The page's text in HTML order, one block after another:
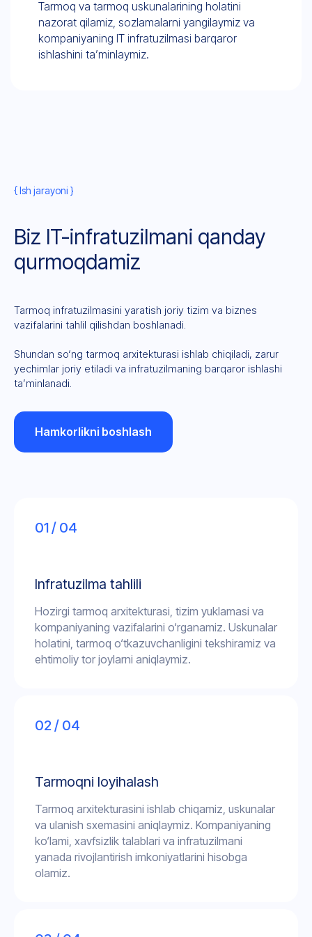
Tarmoq va tarmoq uskunalarining holatini
nazorat qilamiz, sozlamalarni yangilaymiz va
kompaniyaning IT infratuzilmasi barqaror
ishlashini ta’minlaymiz.
{ Ish jarayoni }
Biz IT-infratuzilmani qanday
qurmoqdamiz
Tarmoq infratuzilmasini yaratish joriy tizim va biznes
vazifalarini tahlil qilishdan boshlanadi.
Shundan so‘ng tarmoq arxitekturasi ishlab chiqiladi, zarur
yechimlar joriy etiladi va infratuzilmaning barqaror ishlashi
ta’minlanadi.
Hamkorlikni boshlash
01 / 04
Infratuzilma tahlili
Hozirgi tarmoq arxitekturasi, tizim yuklamasi va
kompaniyaning vazifalarini o‘rganamiz. Uskunalar
holatini, tarmoq o‘tkazuvchanligini tekshiramiz va
ehtimoliy tor joylarni aniqlaymiz.
02 / 04
Tarmoqni loyihalash
Tarmoq arxitekturasini ishlab chiqamiz, uskunalar
va ulanish sxemasini aniqlaymiz. Kompaniyaning
ko‘lami, xavfsizlik talablari va infratuzilmani
yanada rivojlantirish imkoniyatlarini hisobga
olamiz.